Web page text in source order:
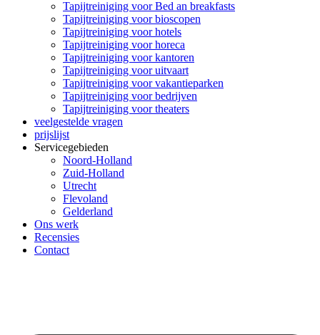
Tapijtreiniging voor Bed an breakfasts
Tapijtreiniging voor bioscopen
Tapijtreiniging voor hotels
Tapijtreiniging voor horeca
Tapijtreiniging voor kantoren
Tapijtreiniging voor uitvaart
Tapijtreiniging voor vakantieparken
Tapijtreiniging voor bedrijven
Tapijtreiniging voor theaters
veelgestelde vragen
prijslijst
Servicegebieden
Noord-Holland
Zuid-Holland
Utrecht
Flevoland
Gelderland
Ons werk
Recensies
Contact